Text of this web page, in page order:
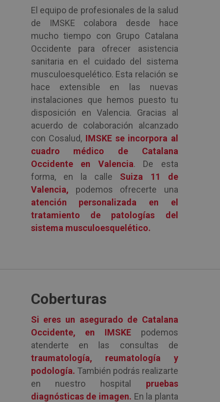
El equipo de profesionales de la salud
de IMSKE colabora desde hace
mucho tiempo con Grupo Catalana
Occidente para ofrecer asistencia
sanitaria en el cuidado del sistema
musculoesquelético. Esta relación se
hace extensible en las nuevas
instalaciones que hemos puesto tu
disposición en Valencia. Gracias al
acuerdo de colaboración alcanzado
con Cosalud, IMSKE se incorpora al
cuadro médico de Catalana
Occidente en Valencia. De esta
forma, en la calle Suiza 11 de
Valencia, podemos ofrecerte una
atención personalizada en el
tratamiento de patologías del
sistema musculoesquelético.
Coberturas
Si eres un asegurado de Catalana
Occidente, en IMSKE podemos
atenderte en las consultas de
traumatología, reumatología y
podología. También podrás realizarte
en nuestro hospital pruebas
diagnósticas de imagen. En la planta